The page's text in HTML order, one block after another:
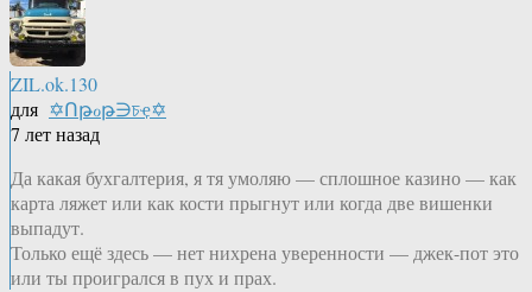
ZIL.ok.130
для ✡Ոթℴթ∋চҿ✡
7 лет назад
Да какая бухгалтерия, я тя умоляю — сплошное казино — как
карта ляжет или как кости прыгнут или когда две вишенки
выпадут.
Только ещё здесь — нет нихрена уверенности — джек-пот это
или ты проигрался в пух и прах.